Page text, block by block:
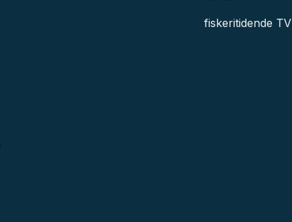
fiskeritidende TV